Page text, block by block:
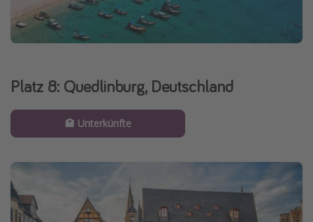
Platz 8: Quedlinburg, Deutschland
🏩 Unterkünfte